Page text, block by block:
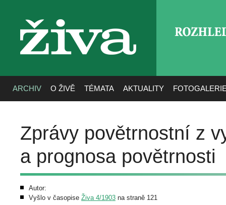
živa
ARCHIV O ŽIVĚ TÉMATA AKTUALITY
Zprávy povětrnostní z
a prognosa povětrnosti
Autor:
Vyšlo v časopise Živa 4/1903 na straně 121